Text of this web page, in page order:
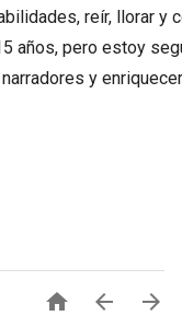
reír, llorar y
años, pero estoy
y
  